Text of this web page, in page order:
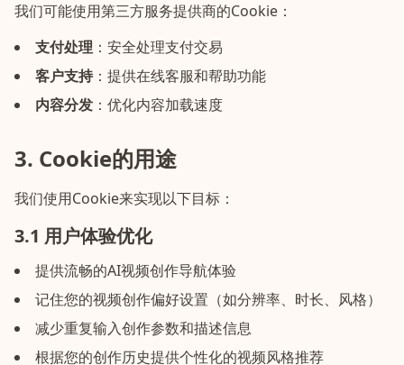
我们可能使用第三方服务提供商的Cookie：
支付处理 ： 安全处理支付交易
客户支持： 提供在线客服和帮助功能
内容分发 ： 优化内容加载速度
3. Cookie的用途
我们使用Cookie来实现以下目标：
3.1 用户体验优化
提供流畅的AI视频创作导航体验
记住您的视频创作偏好设置（如分辨率、时长、风格）
减少重复输入创作参数和描述信息
根据您的创作历史提供个性化的视频风格推荐